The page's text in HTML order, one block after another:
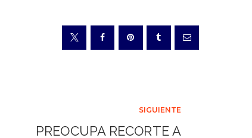
SIGUIENTE
PREOCUPA RECORTE A